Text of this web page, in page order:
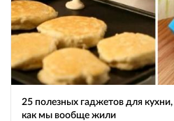
25 полезных гаджетов для
как мы вообще жили